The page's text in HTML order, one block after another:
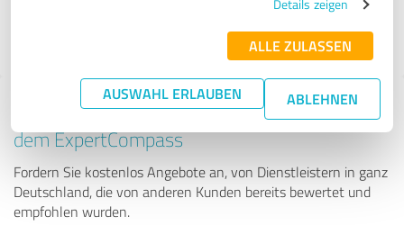
Details zeigen
ALLE ZULASSEN
AUSWAHL ERLAUBEN ABLEHNEN
Tipp: Die passenden Experten finden - mit
dem ExpertCompass
Fordern Sie kostenlos Angebote an, von Dienstleistern in ganz
Deutschland, die von anderen Kunden bereits bewertet und
empfohlen wurden.